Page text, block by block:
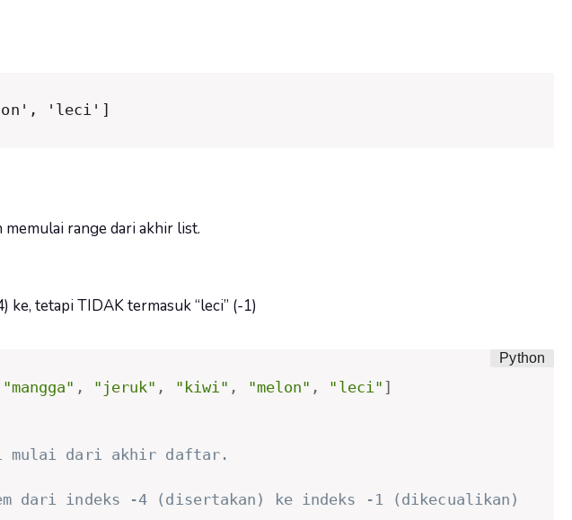
'leci']
range dari akhir list.
ke, tetapi TIDAK termasuk “leci” (-1)
"mangga" , "jeruk" , "kiwi" , "melon" , "leci" ]
mulai dari akhir daftar.
dari indeks -4 (disertakan) ke indeks -1 (dikecualikan)